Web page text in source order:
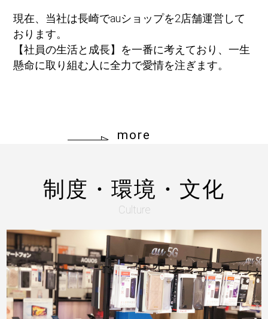
現在、当社は長崎でauショップを2店舗運営して
おります。
【社員の生活と成長】を一番に考えており、一生
懸命に取り組む人に全力で愛情を注ぎます。
more
制度・環境・文化
Culture